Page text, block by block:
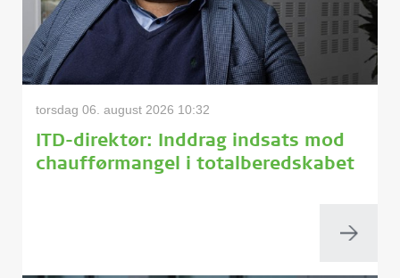
torsdag 06. august 2026 10:32
ITD-direktør: Inddrag indsats mod
chaufførmangel i totalberedskabet